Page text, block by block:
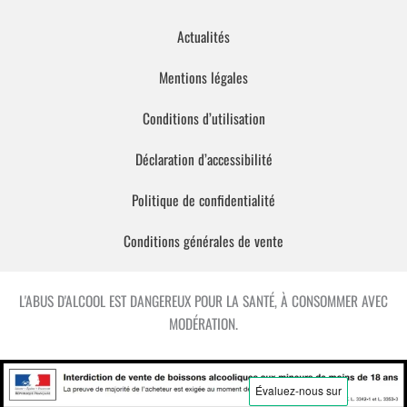
Actualités
Mentions légales
Conditions d’utilisation
Déclaration d’accessibilité
Politique de confidentialité
Conditions générales de vente
L'ABUS D'ALCOOL EST DANGEREUX POUR LA SANTÉ, À CONSOMMER AVEC
MODÉRATION.